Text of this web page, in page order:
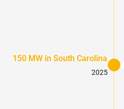
150 MW in South Carolina
2025